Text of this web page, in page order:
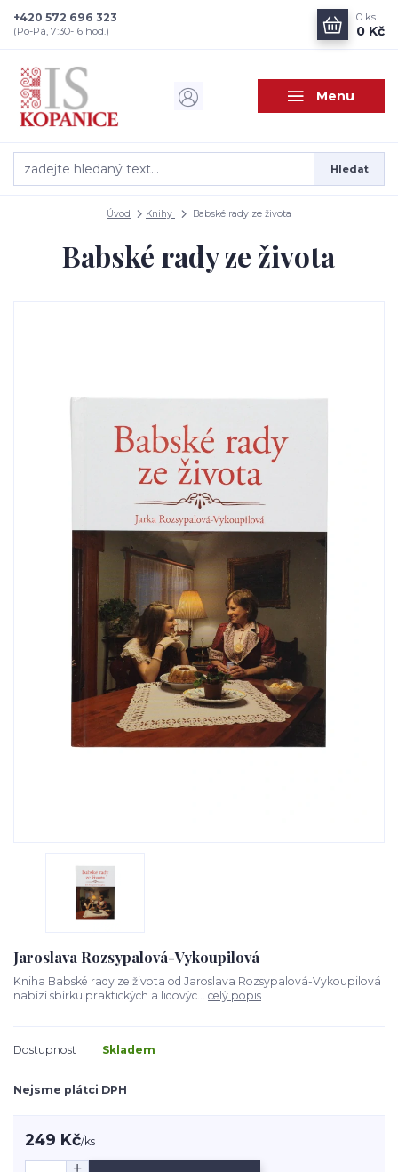
Menu
Hledat
+420 572 696 323
(Po-Pá, 7:30-16 hod.)
0 ks
0 Kč
Úvod Knihy Babské rady ze života
Babské rady ze života
Jaroslava Rozsypalová-Vykoupilová
Kniha Babské rady ze života od Jaroslava Rozsypalová-Vykoupilová
nabízí sbírku praktických a lidovýc... celý popis
Dostupnost Skladem
Nejsme plátci DPH
249 Kč/ks